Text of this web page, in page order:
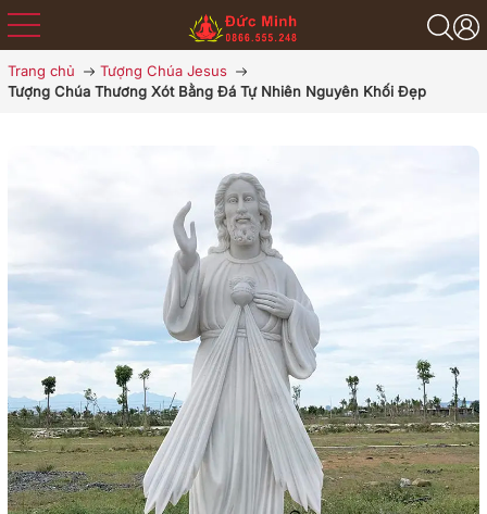
Trang chủ
Tượng Chúa Jesus
Tượng Chúa Thương Xót Bằng Đá Tự Nhiên Nguyên Khối Đẹp